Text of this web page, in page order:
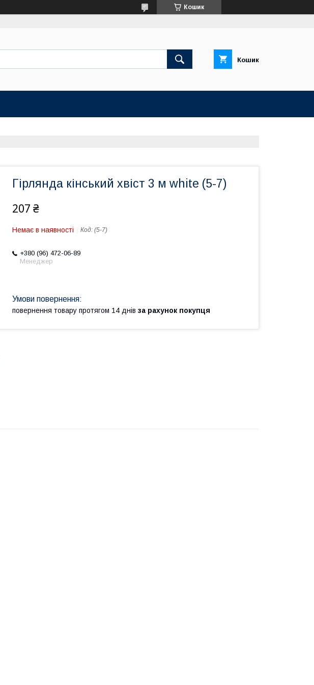
Кошик
Кошик
Гірлянда кінський хвіст 3 м white (5-7)
207 ₴
Немає в наявності Код: (5-7)
+380 (96) 472-06-89
Менеджер
повернення товару протягом 14 днів за рахунок покупця